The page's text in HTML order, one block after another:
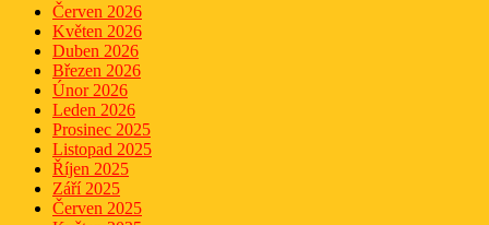
Červen 2026
Květen 2026
Duben 2026
Březen 2026
Únor 2026
Leden 2026
Prosinec 2025
Listopad 2025
Říjen 2025
Září 2025
Červen 2025